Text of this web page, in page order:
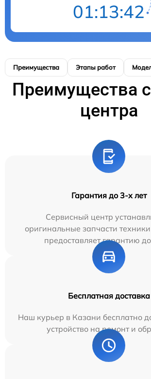
01:13:41
Преимущества Этапы работ
Преимущества
центра
Гарантия до 3-х лет
Сервисный центр
оригинальные запчасти
предоставляет гарантию
Бесплатная доставка
Наш курьер в Казани бесплатно
устройство на ремонт и